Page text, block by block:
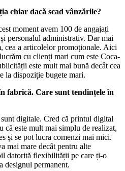
chiar dacă scad vânzările?
moment avem 100 de angajați
personalul administrativ. Dar mai
cea a articolelor promoționale. Aici
cu clienți mari cum este Coca-
este mult mai bună decât cea
la dispoziție bugete mari.
fabrică. Care sunt tendințele în
digitale. Cred că printul digital
că este mult mai simplu de realizat,
și se pot lucra comenzi mai mici.
mai mare decât pentru alte
datorită flexibilității pe care ți-o
designul permanent.